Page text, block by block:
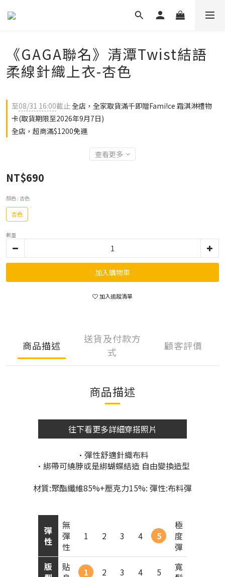
《GAGA聯名》清潭Twist結語
柔線針織上衣-杏色
至08/31 16:00截止全店，全家取貨滿千即贈Fami!ce 霜淇淋禮物
卡(取貨期限至2026年9月7日)
全店，超商滿$1200免運
查看更多
NT$690
顏色 : 杏色
杏色
數量
加入購物車
加入追蹤清單
商品描述
送貨及付款方
式
顧客評價
商品描述
往下看更多詳細穿搭照片
•彈性舒適針織布料
•綁帶可繞脖或是綁蝴蝶結造 自由變換造型
材質:聚酯纖維85%+壓克力15%: 彈性:布料彈
彈
性
無
彈
性
1 2 3 4 5
極
度
彈
版
貼
1 2 3 4 5
寬